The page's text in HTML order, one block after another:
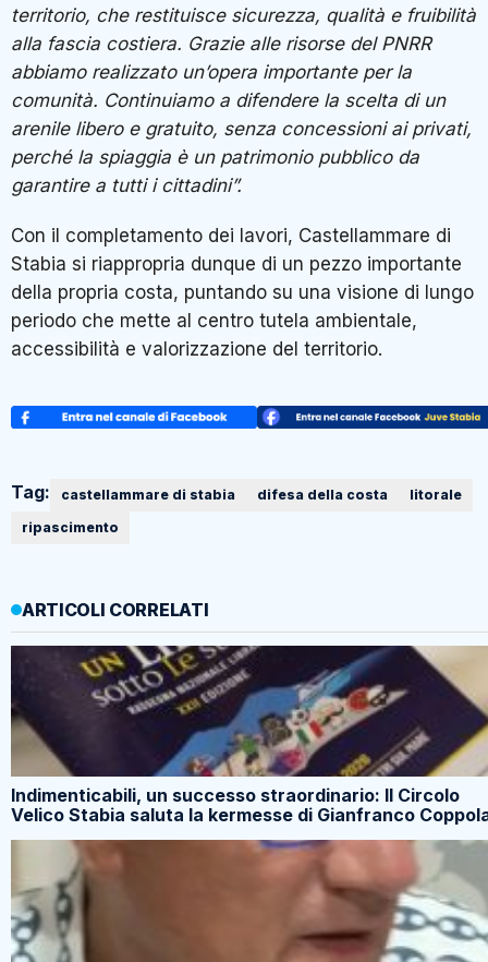
territorio, che restituisce sicurezza, qualità e fruibilità
alla fascia costiera. Grazie alle risorse del PNRR
abbiamo realizzato un’opera importante per la
comunità. Continuiamo a difendere la scelta di un
arenile libero e gratuito, senza concessioni ai privati,
perché la spiaggia è un patrimonio pubblico da
garantire a tutti i cittadini”.
Con il completamento dei lavori, Castellammare di
Stabia si riappropria dunque di un pezzo importante
della propria costa, puntando su una visione di lungo
periodo che mette al centro tutela ambientale,
accessibilità e valorizzazione del territorio.
Tag: castellammare di stabia difesa della costa
litorale
ripascimento
ARTICOLI CORRELATI
Indimenticabili, un successo straordinario: Il Circolo
Velico Stabia saluta la kermesse di Gianfranco